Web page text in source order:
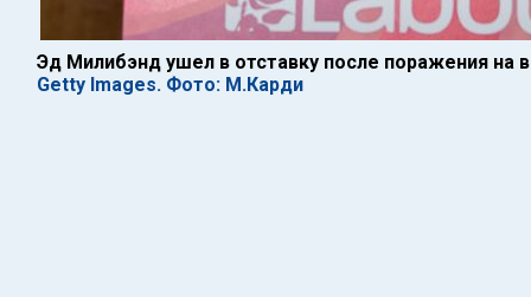
Эд Милибэнд ушел в отставку после поражения на
Getty Images. Фото: М.Карди